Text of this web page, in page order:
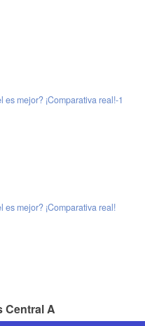
mejor? ¡Comparativa real!-1
es mejor? ¡Comparativa real!
Central A